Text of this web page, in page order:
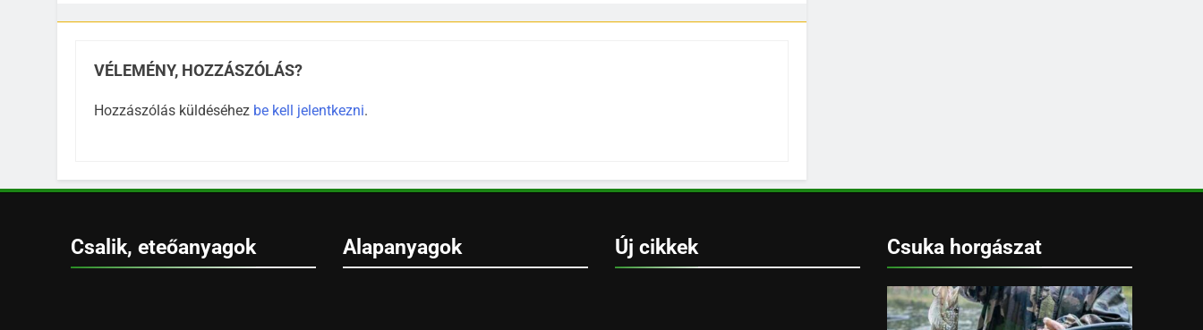
VÉLEMÉNY, HOZZÁSZÓLÁS?
Hozzászólás küldéséhez be kell jelentkezni.
Csalik, eteőanyagok Alapanyagok Új cikkek Csuka horgászat